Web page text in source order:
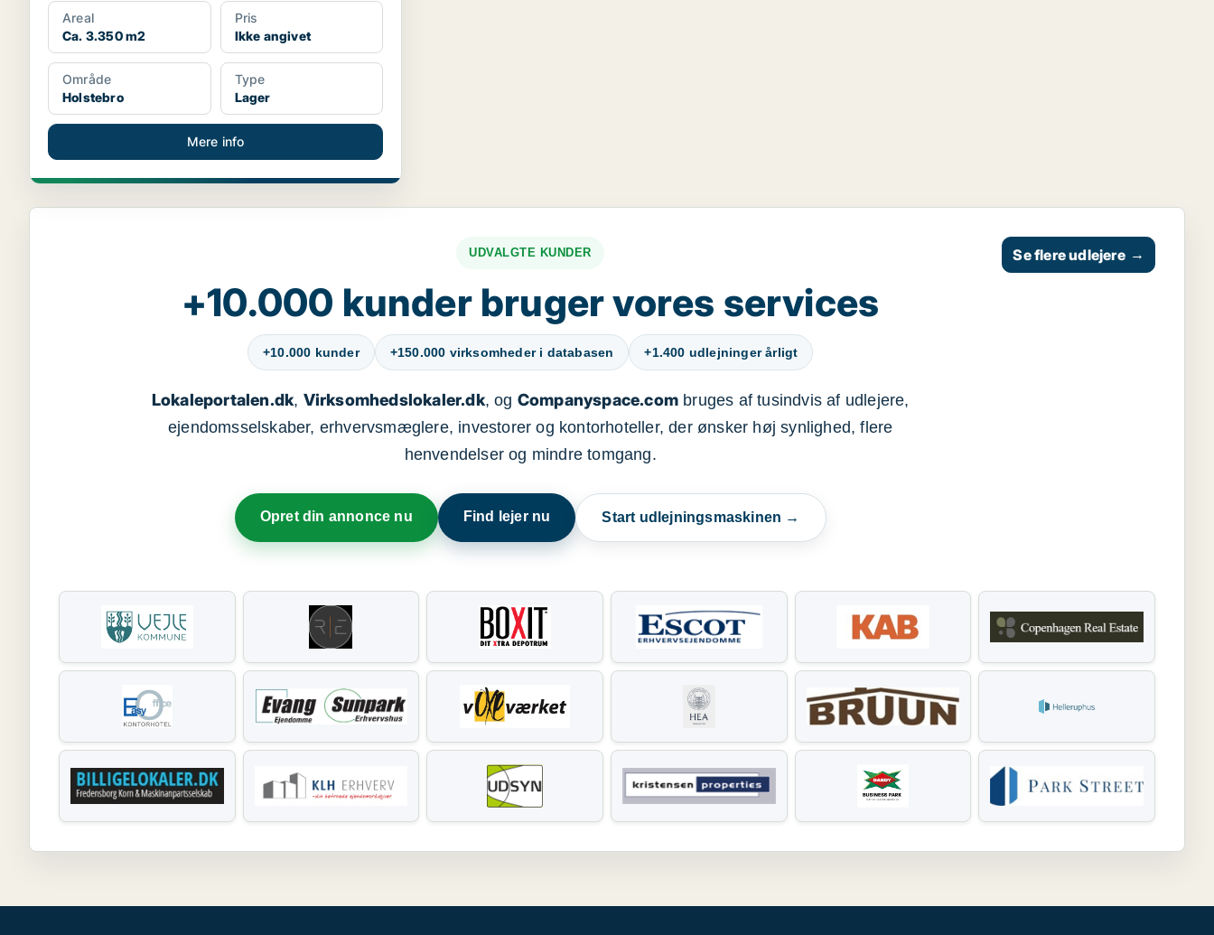
Areal
Ca. 3.350 m2
Pris
Ikke angivet
Område
Holstebro
Type
Lager
Mere info
UDVALGTE KUNDER
+10.000 kunder bruger vores services
+10.000 kunder +150.000 virksomheder i databasen +1.400 udlejninger årligt
Lokaleportalen.dk, Virksomhedslokaler.dk, og Companyspace.combruges af tusindvis af udlejere,
ejendomsselskaber, erhvervsmæglere, investorer og kontorhoteller, der ønsker høj synlighed, flere
henvendelser og mindre tomgang.
Opret din annonce nu Find lejer nu Start udlejningsmaskinen →
Se flere udlejere →